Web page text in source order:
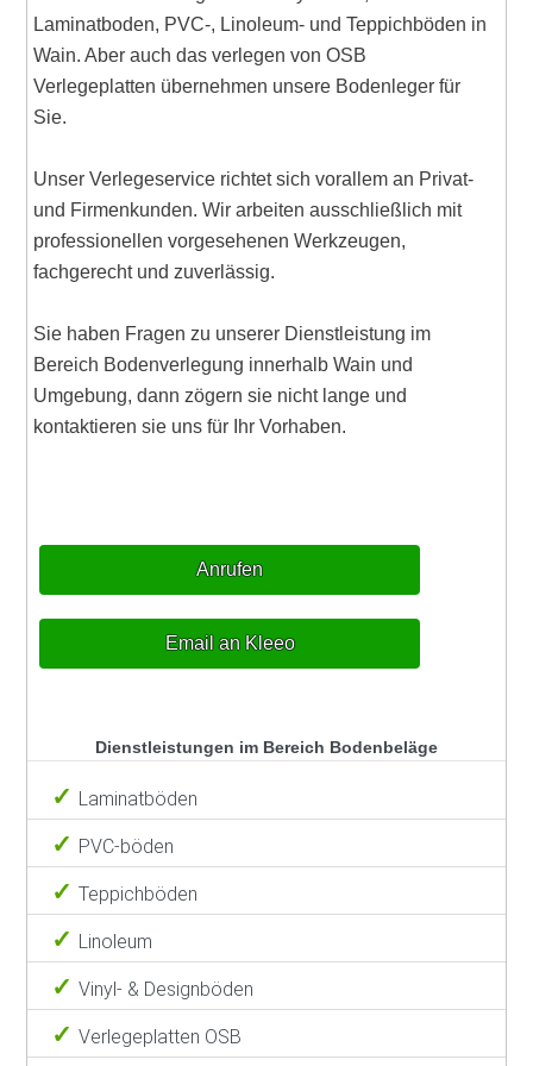
Laminatboden, PVC-, Linoleum- und Teppichböden in
Wain. Aber auch das verlegen von OSB
Verlegeplatten übernehmen unsere Bodenleger für
Sie.
Unser Verlegeservice richtet sich vorallem an Privat-
und Firmenkunden. Wir arbeiten ausschließlich mit
professionellen vorgesehenen Werkzeugen,
fachgerecht und zuverlässig.
Sie haben Fragen zu unserer Dienstleistung im
Bereich Bodenverlegung innerhalb Wain und
Umgebung, dann zögern sie nicht lange und
kontaktieren sie uns für Ihr Vorhaben.
Anrufen
Email an Kleeo
Dienstleistungen im Bereich Bodenbeläge
Laminatböden
PVC-böden
Teppichböden
Linoleum
Vinyl- & Designböden
Verlegeplatten OSB